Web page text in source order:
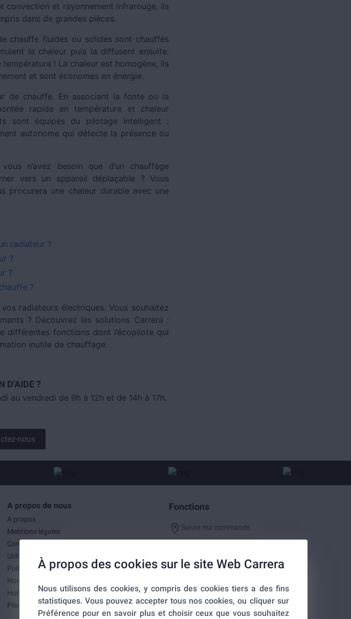
À propos des cookies sur le site Web Carrera
Nous utilisons des cookies, y compris des cookies tiers a des fins
statistiques. Vous pouvez accepter tous nos cookies, ou cliquer sur
Préférence pour en savoir plus et choisir ceux que vous souhaitez
convection et rayonnement infrarouge, ils
dans de grandes pièces.
chauffe fluides ou solides sont chauffés
la chaleur puis la diffusent ensuite.
! La chaleur est homogène, ils
et sont économes en énergie.
de chauffe. En associant la fonte ou la
rapide en température et chaleur
sont équipés du pilotage intelligent :
autonome qui détecte la présence ou
n’avez besoin que d’un chauffage
vers un appareil déplaçable ? Vous
procurera une chaleur durable avec une
radiateur ?
?
?
?
radiateurs électriques. Vous souhaitez
? Découvrez les solutions Carrera :
différentes fonctions dont l’écopilote qui
inutile de chauffage.
D'AIDE ?
au vendredi de 9h à 12h et de 14h à 17h.
nous
A propos de nous
A propos
Mentions légales
Conditions générales de ventes
Utilisation des cookies
Politique de confidentialité
Home-SmartLink
Home-SmartLink : Politique de confidentialité
Plan du site
Fonctions
Suivre ma commande